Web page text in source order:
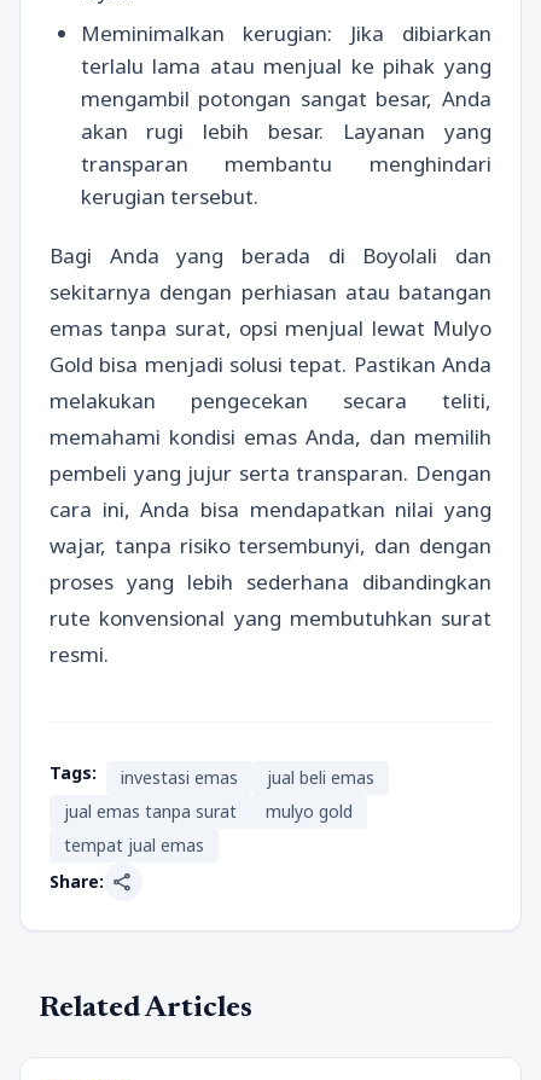
Meminimalkan kerugian: Jika dibiarkan
terlalu lama atau menjual ke pihak yang
mengambil potongan sangat besar, Anda
akan rugi lebih besar. Layanan yang
transparan membantu menghindari
kerugian tersebut.
Bagi Anda yang berada di Boyolali dan
sekitarnya dengan perhiasan atau batangan
emas tanpa surat, opsi menjual lewat Mulyo
Gold bisa menjadi solusi tepat. Pastikan Anda
melakukan pengecekan secara teliti,
memahami kondisi emas Anda, dan memilih
pembeli yang jujur serta transparan. Dengan
cara ini, Anda bisa mendapatkan nilai yang
wajar, tanpa risiko tersembunyi, dan dengan
proses yang lebih sederhana dibandingkan
rute konvensional yang membutuhkan surat
resmi.
Tags: investasi emas
jual beli emas
jual emas tanpa surat
mulyo gold
tempat jual emas
Share: share
Related Articles